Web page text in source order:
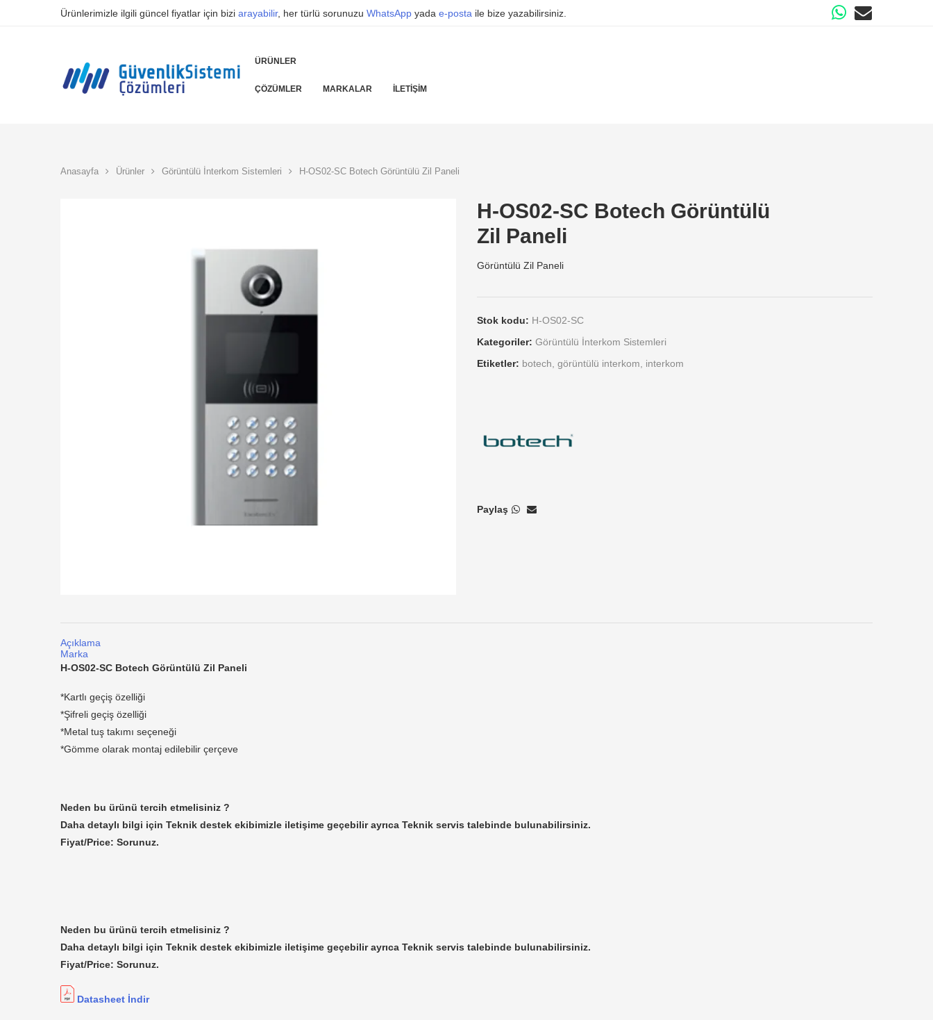
Ürünlerimizle ilgili güncel fiyatlar için bizi arayabilir, her türlü sorunuzu WhatsApp yada e-posta ile bize yazabilirsiniz.
ÜRÜNLER
ÇÖZÜMLER MARKALAR İLETIŞIM
Anasayfa Ürünler Görüntülü İnterkom Sistemleri H-OS02-SC Botech Görüntülü Zil Paneli
H-OS02-SC Botech Görüntülü
Zil Paneli
Görüntülü Zil Paneli
Stok kodu: H-OS02-SC
Kategoriler: Görüntülü İnterkom Sistemleri
Etiketler: botech görüntülü interkom interkom
Paylaş
Açıklama
Marka
H-OS02-SC Botech Görüntülü Zil Paneli
*Kartlı geçiş özelliği
*Şifreli geçiş özelliği
*Metal tuş takımı seçeneği
*Gömme olarak montaj edilebilir çerçeve
Neden bu ürünü tercih etmelisiniz ?
Daha detaylı bilgi için Teknik destek ekibimizle iletişime geçebilir ayrıca Teknik servis talebinde bulunabilirsiniz.
Fiyat/Price: Sorunuz.
Neden bu ürünü tercih etmelisiniz ?
Daha detaylı bilgi için Teknik destek ekibimizle iletişime geçebilir ayrıca Teknik servis talebinde bulunabilirsiniz.
Fiyat/Price: Sorunuz.
Datasheet İndir